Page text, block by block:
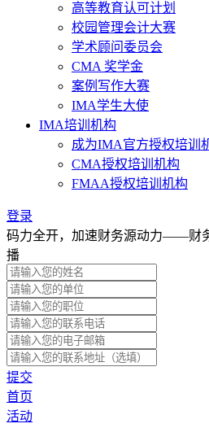
高等教育认可计划
校园管理会计大赛
学术顾问委员会
CMA 奖学金
案例写作大赛
IMA学生大使
IMA培训机构
成为IMA官方授权培训
CMA授权培训机构
FMAA授权培训机构
登录
码力全开，加速财务源动力——财
播
提交
首页
活动